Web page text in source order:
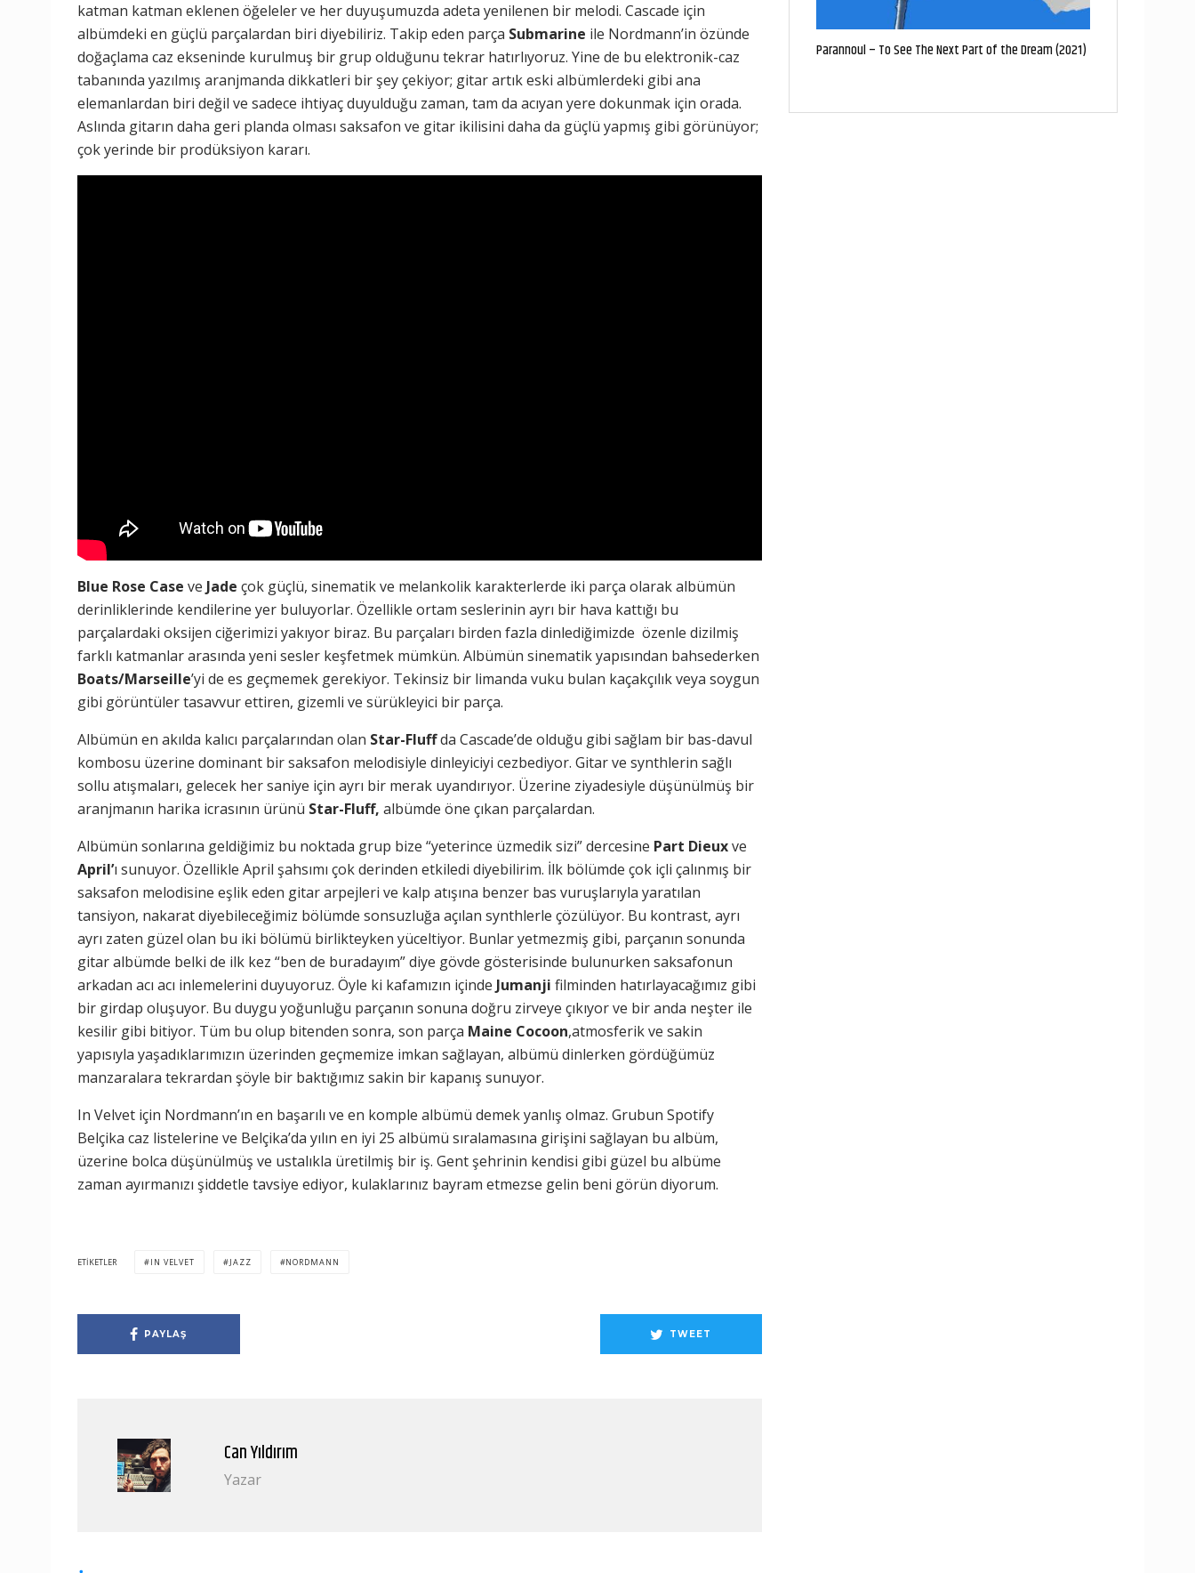
katman katman eklenen öğeleler ve her duyuşumuzda adeta yenilenen bir melodi. Cascade için
albümdeki en güçlü parçalardan biri diyebiliriz. Takip eden parça Submarine ile Nordmann’in özünde
doğaçlama caz ekseninde kurulmuş bir grup olduğunu tekrar hatırlıyoruz. Yine de bu elektronik-caz
tabanında yazılmış aranjmanda dikkatleri bir şey çekiyor; gitar artık eski albümlerdeki gibi ana
elemanlardan biri değil ve sadece ihtiyaç duyulduğu zaman, tam da acıyan yere dokunmak için orada.
Aslında gitarın daha geri planda olması saksafon ve gitar ikilisini daha da güçlü yapmış gibi görünüyor;
çok yerinde bir prodüksiyon kararı.
Blue Rose Case ve Jade çok güçlü, sinematik ve melankolik karakterlerde iki parça olarak albümün
derinliklerinde kendilerine yer buluyorlar. Özellikle ortam seslerinin ayrı bir hava kattığı bu
parçalardaki oksijen ciğerimizi yakıyor biraz. Bu parçaları birden fazla dinlediğimizde özenle dizilmiş
farklı katmanlar arasında yeni sesler keşfetmek mümkün. Albümün sinematik yapısından bahsederken
Boats/Marseille’yi de es geçmemek gerekiyor. Tekinsiz bir limanda vuku bulan kaçakçılık veya soygun
gibi görüntüler tasavvur ettiren, gizemli ve sürükleyici bir parça.
Albümün en akılda kalıcı parçalarından olan Star-Fluffda Cascade’de olduğu gibi sağlam bir bas-davul
kombosu üzerine dominant bir saksafon melodisiyle dinleyiciyi cezbediyor. Gitar ve synthlerin sağlı
sollu atışmaları, gelecek her saniye için ayrı bir merak uyandırıyor. Üzerine ziyadesiyle düşünülmüş bir
aranjmanın harika icrasının ürünü Star-Fluff, albümde öne çıkan parçalardan.
Albümün sonlarına geldiğimiz bu noktada grup bize “yeterince üzmedik sizi” dercesine Part Dieuxve
April’ı sunuyor. Özellikle April şahsımı çok derinden etkiledi diyebilirim. İlk bölümde çok içli çalınmış bir
saksafon melodisine eşlik eden gitar arpejleri ve kalp atışına benzer bas vuruşlarıyla yaratılan
tansiyon, nakarat diyebileceğimiz bölümde sonsuzluğa açılan synthlerle çözülüyor. Bu kontrast, ayrı
ayrı zaten güzel olan bu iki bölümü birlikteyken yüceltiyor. Bunlar yetmezmiş gibi, parçanın sonunda
gitar albümde belki de ilk kez “ben de buradayım” diye gövde gösterisinde bulunurken saksafonun
arkadan acı acı inlemelerini duyuyoruz. Öyle ki kafamızın içinde Jumanji filminden hatırlayacağımız gibi
bir girdap oluşuyor. Bu duygu yoğunluğu parçanın sonuna doğru zirveye çıkıyor ve bir anda neşter ile
kesilir gibi bitiyor. Tüm bu olup bitenden sonra, son parça Maine Cocoon,atmosferik ve sakin
yapısıyla yaşadıklarımızın üzerinden geçmemize imkan sağlayan, albümü dinlerken gördüğümüz
manzaralara tekrardan şöyle bir baktığımız sakin bir kapanış sunuyor.
In Velvet için Nordmann’ın en başarılı ve en komple albümü demek yanlış olmaz. Grubun Spotify
Belçika caz listelerine ve Belçika’da yılın en iyi 25 albümü sıralamasına girişini sağlayan bu albüm,
üzerine bolca düşünülmüş ve ustalıkla üretilmiş bir iş. Gent şehrinin kendisi gibi güzel bu albüme
zaman ayırmanızı şiddetle tavsiye ediyor, kulaklarınız bayram etmezse gelin beni görün diyorum.
ETIKETLER IN VELVET JAZZ NORDMANN
PAYLAŞ TWEET
Can Yıldırım
Yazar
Parannoul – To See The Next Part of the Dream (2021)